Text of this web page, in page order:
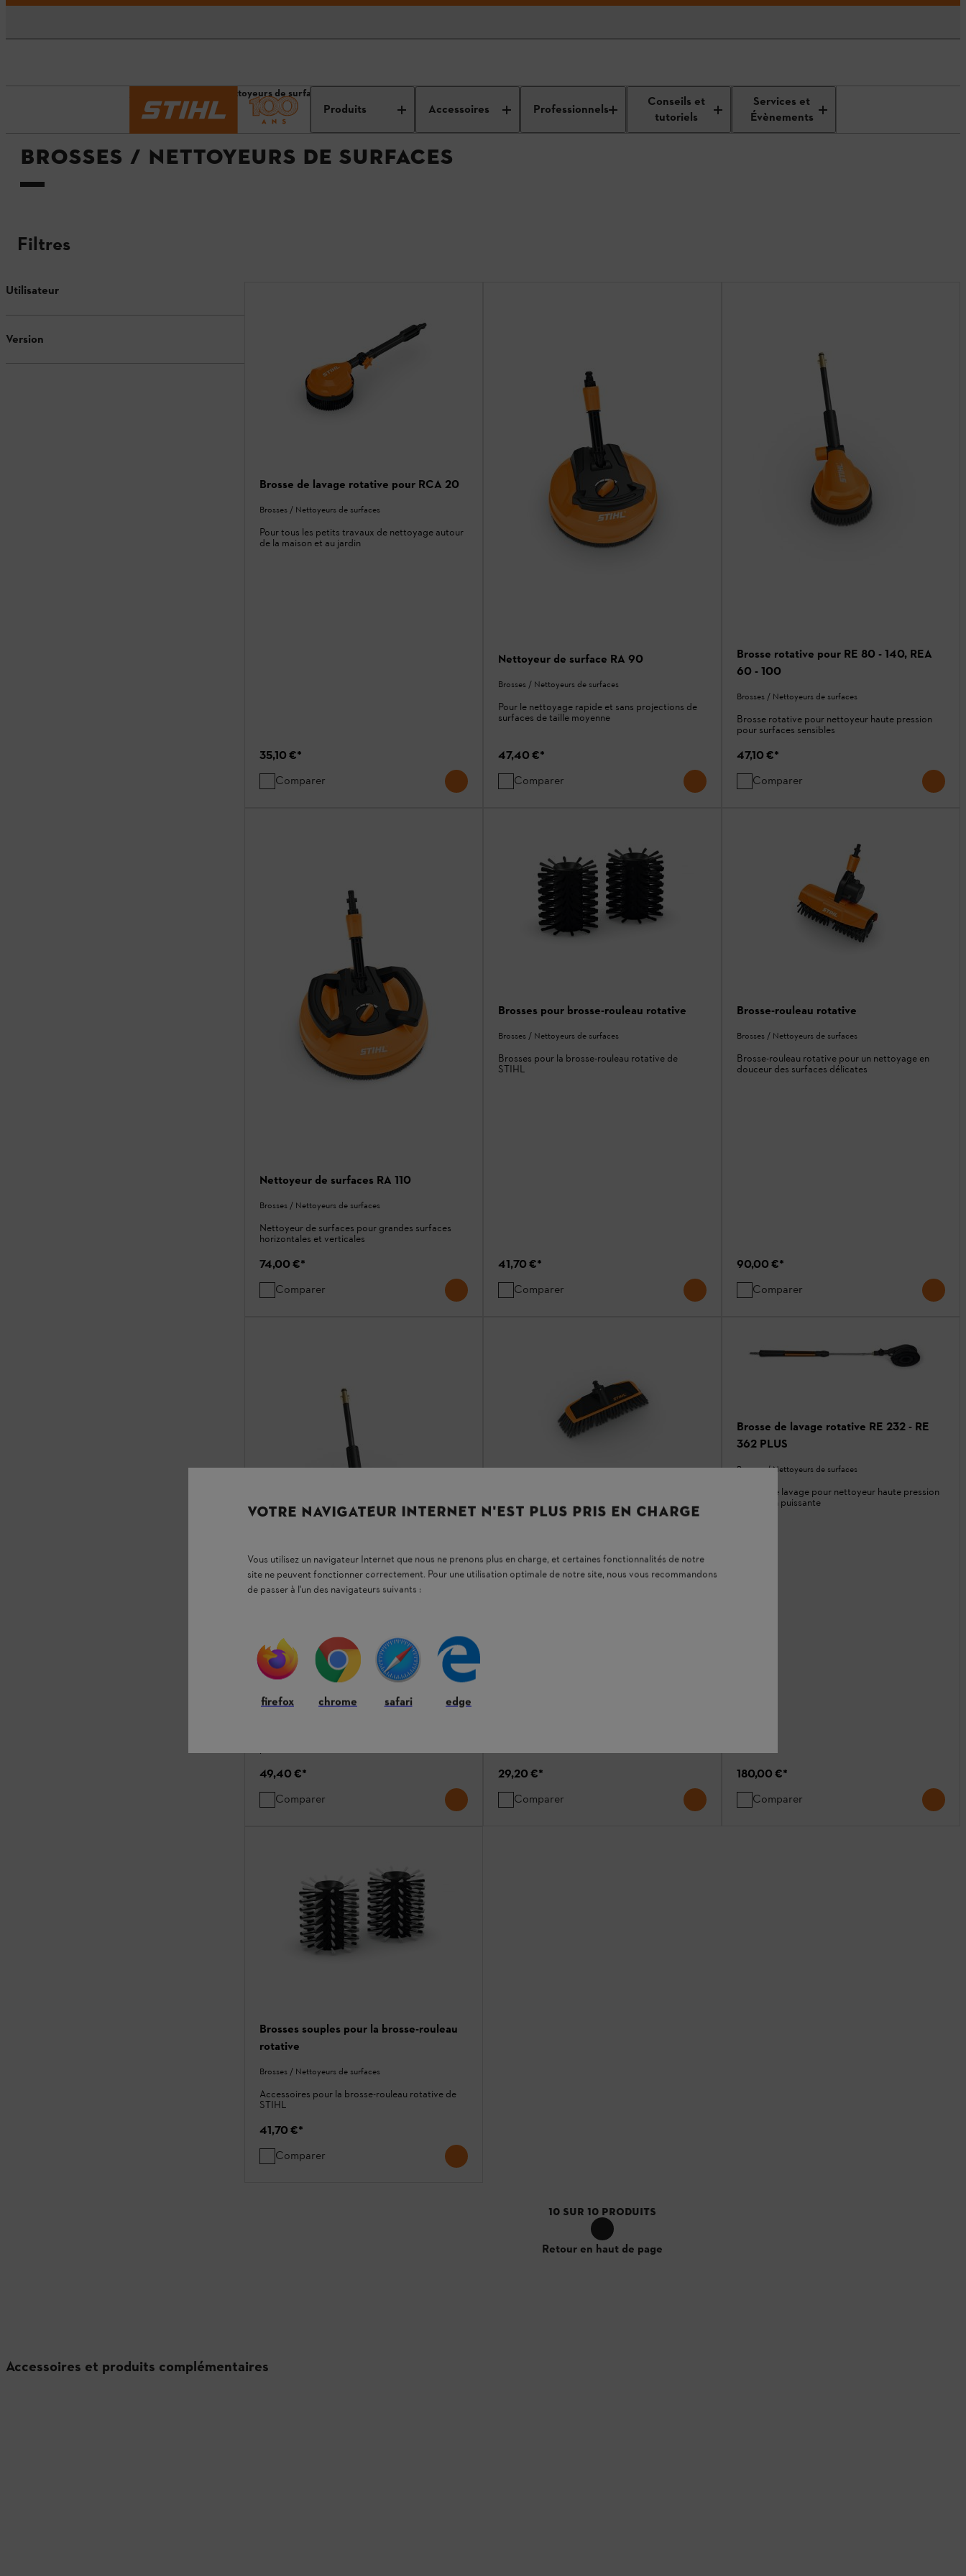
Produits Accessoires Professionnels
Conseils et
tutoriels
Services et
Évènements
Brosses / Nettoyeurs de surfaces
BROSSES / NETTOYEURS DE SURFACES
Filtres
Utilisateur
Version
Brosse de lavage rotative pour RCA 20
Brosses / Nettoyeurs de surfaces
Pour tous les petits travaux de nettoyage autour
de la maison et au jardin
35,10 €*
Comparer
Nettoyeur de surface RA 90
Brosses / Nettoyeurs de surfaces
Pour le nettoyage rapide et sans projections de
surfaces de taille moyenne
47,40 €*
Comparer
Brosse rotative pour RE 80 - 140, REA
60 - 100
Brosses / Nettoyeurs de surfaces
Brosse rotative pour nettoyeur haute pression
pour surfaces sensibles
47,10 €*
Comparer
Nettoyeur de surfaces RA 110
Brosses / Nettoyeurs de surfaces
Nettoyeur de surfaces pour grandes surfaces
horizontales et verticales
74,00 €*
Comparer
Brosses pour brosse-rouleau rotative
Brosses / Nettoyeurs de surfaces
Brosses pour la brosse-rouleau rotative de
STIHL
41,70 €*
Comparer
Brosse-rouleau rotative
Brosses / Nettoyeurs de surfaces
Brosse-rouleau rotative pour un nettoyage en
douceur des surfaces délicates
90,00 €*
Comparer
49,40 €*
Comparer
Brosse de lavage
Brosse de lavage pour nettoyer les surfaces
sensibles
29,20 €*
Comparer
Brosse de lavage rotative RE 232 - RE
362 PLUS
Brosses / Nettoyeurs de surfaces
Brosse de lavage pour nettoyeur haute pression
à rotation puissante
180,00 €*
Comparer
Brosses souples pour la brosse-rouleau
rotative
Brosses / Nettoyeurs de surfaces
Accessoires pour la brosse-rouleau rotative de
STIHL
41,70 €*
Comparer
10 SUR 10 PRODUITS
Retour en haut de page
Accessoires et produits complémentaires
VOTRE NAVIGATEUR INTERNET N'EST PLUS PRIS EN CHARGE
Vous utilisez un navigateur Internet que nous ne prenons plus en charge, et certaines fonctionnalités de notre
site ne peuvent fonctionner correctement. Pour une utilisation optimale de notre site, nous vous recommandons
de passer à l'un des navigateurs suivants :
firefox chrome safari edge